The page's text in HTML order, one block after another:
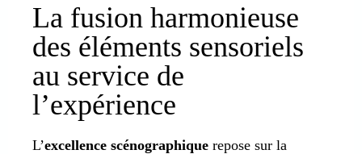
La fusion harmonieuse
des éléments sensoriels
au service de
l’expérience
L’excellence scénographique repose sur la